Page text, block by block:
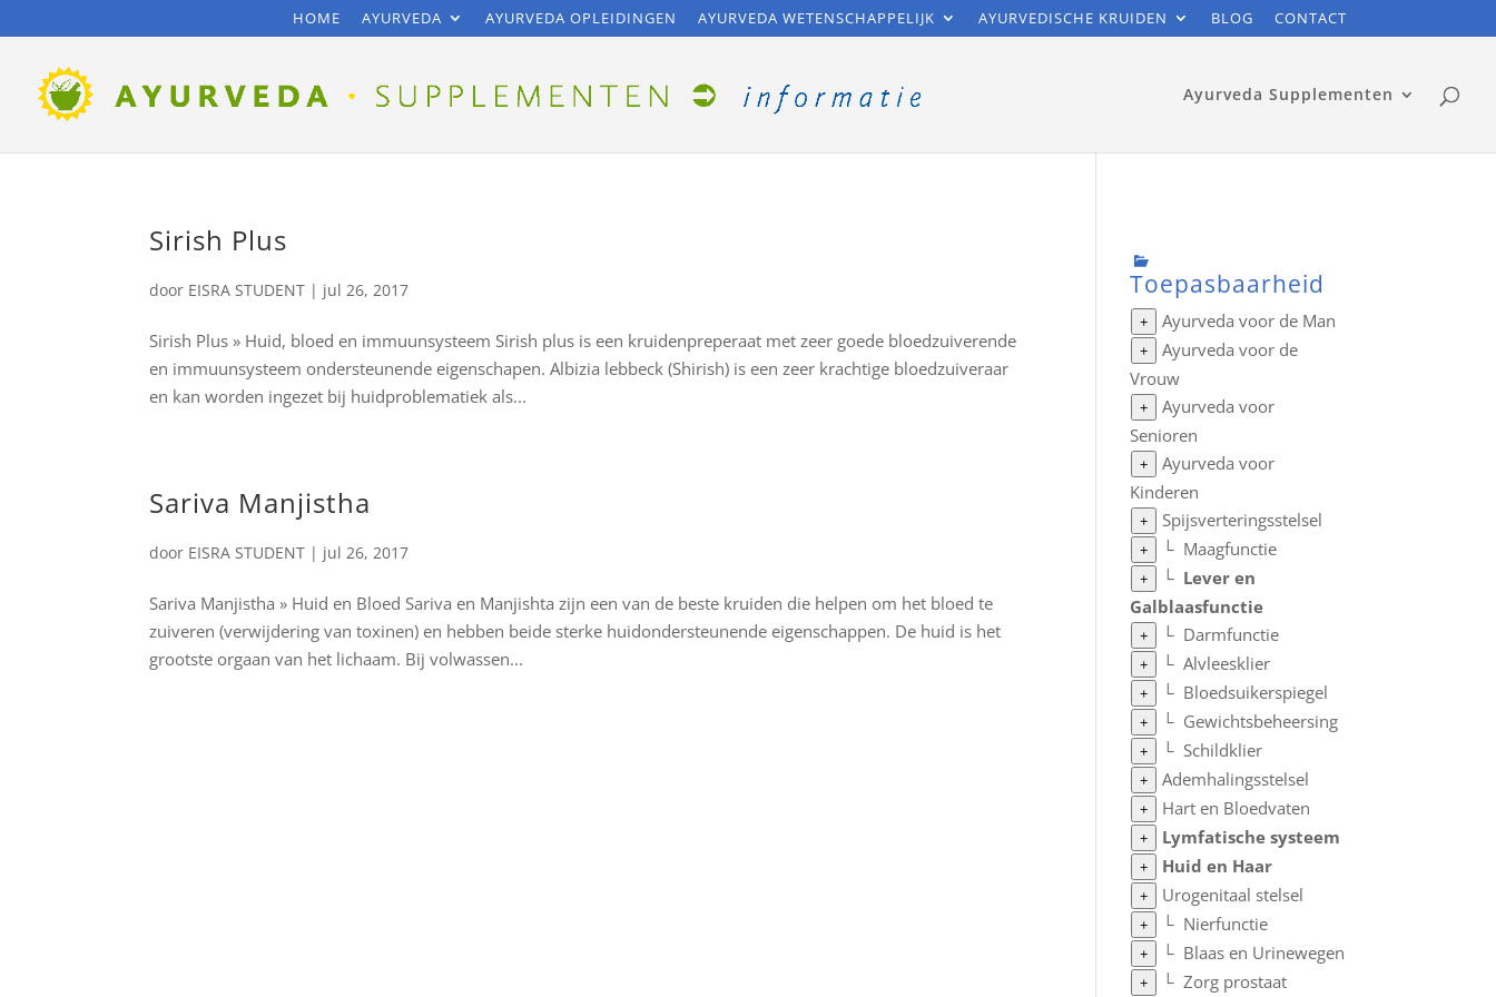
HOME AYURVEDA AYURVEDA OPLEIDINGEN AYURVEDA WETENSCHAPPELIJK AYURVEDISCHE KRUIDEN BLOG CONTACT
Ayurveda Supplementen
Sirish Plus
door EISRA STUDENT | jul 26, 2017
Sirish Plus » Huid, bloed en immuunsysteem Sirish plus is een kruidenpreperaat met zeer goede bloedzuiverende
en immuunsysteem ondersteunende eigenschapen. Albizia lebbeck (Shirish) is een zeer krachtige bloedzuiveraar
en kan worden ingezet bij huidproblematiek als...
Sariva Manjistha
door EISRA STUDENT | jul 26, 2017
Sariva Manjistha » Huid en Bloed Sariva en Manjishta zijn een van de beste kruiden die helpen om het bloed te
zuiveren (verwijdering van toxinen) en hebben beide sterke huidondersteunende eigenschappen. De huid is het
grootste orgaan van het lichaam. Bij volwassen...
Toepasbaarheid
+ Ayurveda voor de Man
+
Ayurveda voor de
Vrouw
+
Ayurveda voor
Senioren
+
Ayurveda voor
Kinderen
+ Spijsverteringsstelsel
+ └ Maagfunctie
+ └ Lever en
Galblaasfunctie
+ └ Darmfunctie
+ └Alvleesklier
+ └ Bloedsuikerspiegel
+ └ Gewichtsbeheersing
+ └Schildklier
+ Ademhalingsstelsel
+ Hart en Bloedvaten
+ Lymfatische systeem
+ Huid en Haar
+ Urogenitaal stelsel
+ └ Nierfunctie
+ └ Blaas en Urinewegen
+ └Zorg prostaat